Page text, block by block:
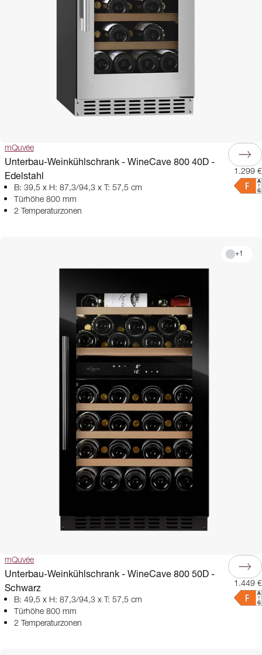
mQuvée
Unterbau-Weinkühlschrank - WineCave 800 40D -
Edelstahl
B: 39,5 x H: 87,3/94,3 x T: 57,5 cm
Türhöhe 800 mm
2 Temperaturzonen
1.299 €
+1
mQuvée
Unterbau-Weinkühlschrank - WineCave 800 50D -
Schwarz
B: 49,5 x H: 87,3/94,3 x T: 57,5 cm
Türhöhe 800 mm
2 Temperaturzonen
1.449 €